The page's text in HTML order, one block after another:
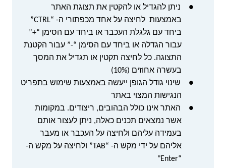
●
ניתן להגדיל או להקטין את תצוגת האתר
באמצעות לחיצה על אחד מכפתורי ה- “CTRL
”
ביחד עם גלגלת העכבר או ביחד עם הסימן “+”
עבור הגדלה או ביחד עם הסימן “-” עבור הקטנת
התצוגה. כל לחיצה תקטין או תגדיל את המסך
בעשרה אחוזים (10%)
●
שינוי גודל הגופן ייעשה באמצעות שימוש בתפריט
הנגישות המצוי באתר
●
האתר אינו כולל הבהובים, ריצודים. במקומות
אשר נמצאים תכנים כאלה, ניתן לעצור אותם
בעמידה עליהם ולחיצה על העכבר או מעבר
אליהם על ידי מקש ה- “TAB” ולחיצה על מקש ה-
“
Enter
"